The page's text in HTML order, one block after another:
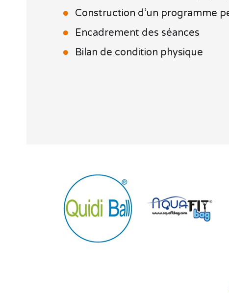
Construction d’un programme
Encadrement des séances
Bilan de condition physique